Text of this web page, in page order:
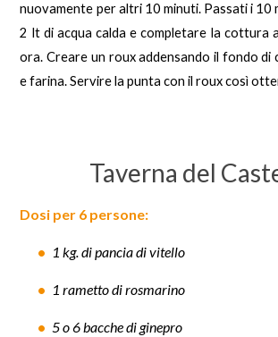
nuovamente per altri 10 minuti. Passati i 10
2 lt di acqua calda e completare la cottura
ora. Creare un roux addensando il fondo
e farina. Servire la punta con il roux così
Taverna del
Dosi per 6 persone:
1 kg. di pancia di vitello
1 rametto di rosmarino
5 o 6 bacche di ginepro